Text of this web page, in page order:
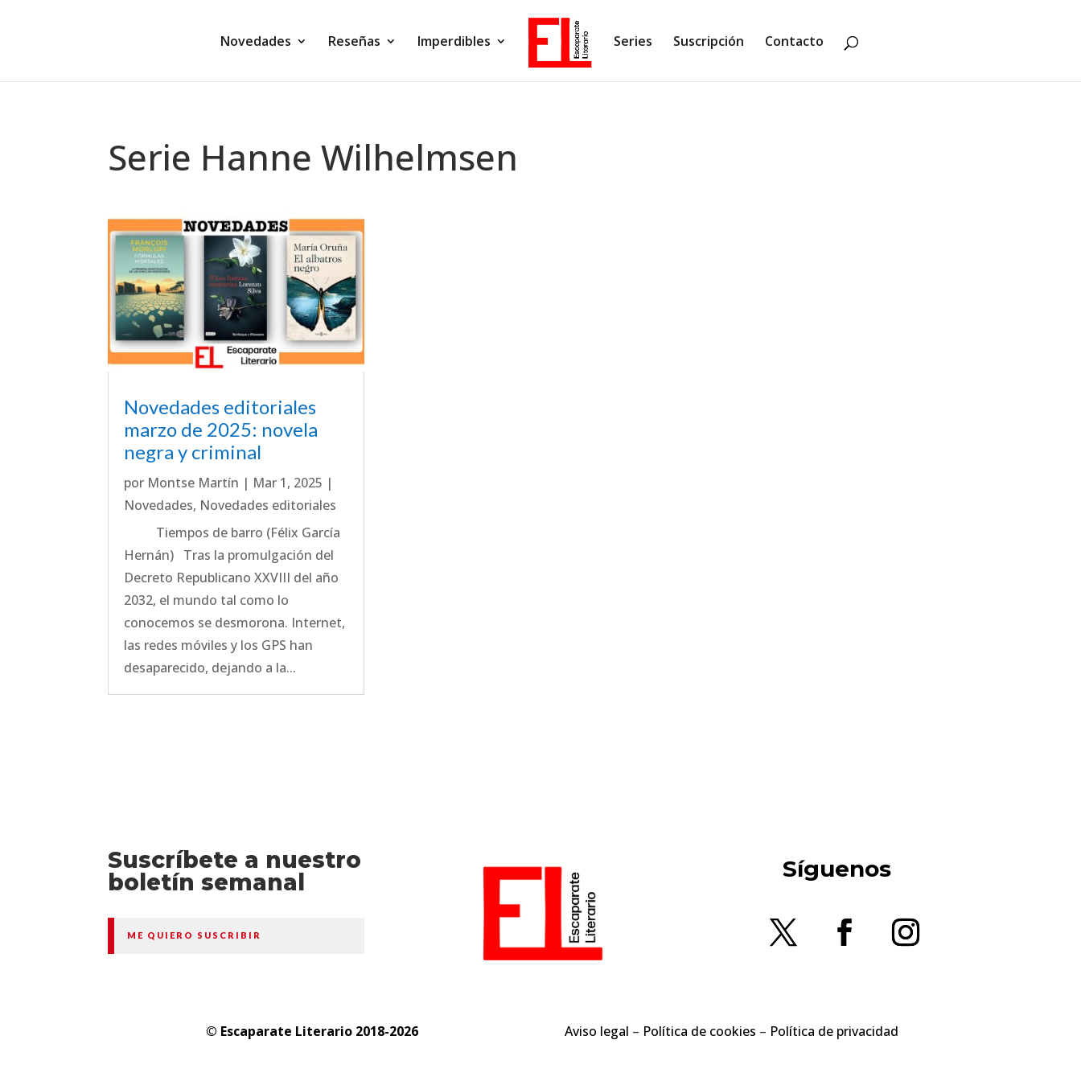
Novedades Reseñas Imperdibles Series Suscripción Contacto
Serie Hanne Wilhelmsen
Novedades editoriales
marzo de 2025: novela
negra y criminal
por Montse Martín | Mar 1, 2025 |
Novedades, Novedades editoriales
Tiempos de barro (Félix García
Hernán) Tras la promulgación del
Decreto Republicano XXVIII del año
2032, el mundo tal como lo
conocemos se desmorona. Internet,
las redes móviles y los GPS han
desaparecido, dejando a la...
Suscríbete a nuestro
boletín semanal
ME QUIERO SUSCRIBIR
Síguenos
© Escaparate Literario 2018-2026 Aviso legal – Política de cookies – Política de privacidad